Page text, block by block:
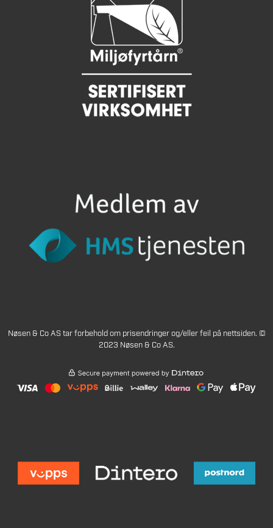
Nøsen & Co AS tar forbehold om prisendringer og/eller feil på nettsiden. ©
2023 Nøsen & Co AS.